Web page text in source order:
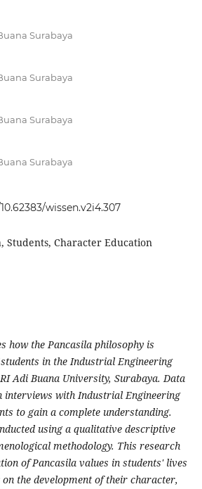
Surabaya
Surabaya
Surabaya
Surabaya
wissen.v2i4.307
Students, Character Education
how the Pancasila philosophy is
in the Industrial Engineering
Adi Buana University, Surabaya. Data
interviews with Industrial Engineering
to gain a complete understanding.
using a qualitative descriptive
methodology. This research
of Pancasila values in students' lives
the development of their character,